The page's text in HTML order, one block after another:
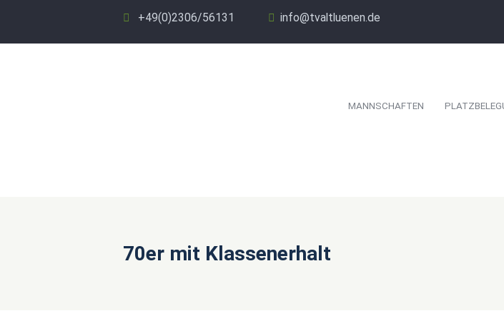
+49(0)2306/56131 info@tvaltluenen.de
MANNSCHAFTEN
70er mit Klassenerhalt